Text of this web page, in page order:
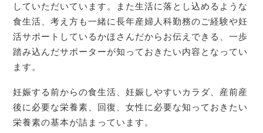
していただいています。また生活に落とし込めるような
食生活、考え方も一緒に長年産婦人科勤務のご経験や妊
活サポートしているかほさんだからお伝えできる、一歩
踏み込んだサポーターが知っておきたい内容となってい
ます。
妊娠する前からの食生活、妊娠しやすいカラダ、産前産
後に必要な栄養素、回復、女性に必要な知っておきたい
栄養素の基本が詰まっています。